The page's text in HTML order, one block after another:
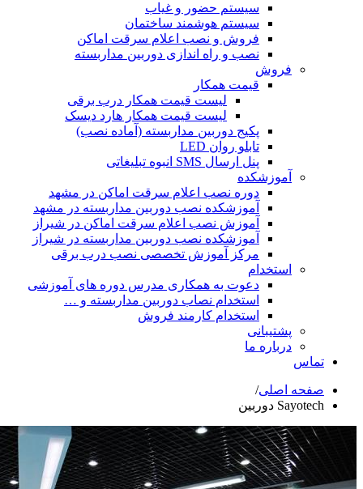
سیستم حضور و غیاب
سیستم هوشمند ساختمان
فروش و نصب اعلام سرقت اماکن
نصب و راه اندازی دوربین مداربسته
لیست قیمت همکار درب برقی
لیست قیمت همکار هارد دیسک
پکیج دوربین مداربسته (آماده نصب)
دوره نصب اعلام سرقت اماکن در مشهد
آموزشکده نصب دوربین مداربسته در مشهد
آموزش نصب اعلام سرقت اماکن در شیراز
آموزشکده نصب دوربین مداربسته در شیراز
مرکز آموزش تخصصی نصب درب برقی
دعوت به همکاری مدرس دوره های آموزشی
استخدام نصاب دوربین مداربسته و …
استخدام کارمند فروش